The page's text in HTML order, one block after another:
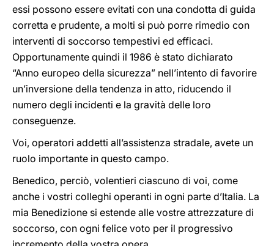
essi possono essere evitati con una condotta di guida
corretta e prudente, a molti si può porre rimedio con
interventi di soccorso tempestivi ed efficaci.
Opportunamente quindi il 1986 è stato dichiarato
“Anno europeo della sicurezza” nell’intento di favorire
un’inversione della tendenza in atto, riducendo il
numero degli incidenti e la gravità delle loro
conseguenze.
Voi, operatori addetti all’assistenza stradale, avete un
ruolo importante in questo campo.
Benedico, perciò, volentieri ciascuno di voi, come
anche i vostri colleghi operanti in ogni parte d’Italia. La
mia Benedizione si estende alle vostre attrezzature di
soccorso, con ogni felice voto per il progressivo